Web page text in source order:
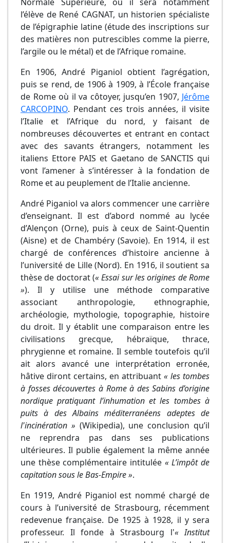
l’élève de René CAGNAT, un historien spécialiste
de l’épigraphie latine (étude des inscriptions sur
des matières non putrescibles comme la pierre,
l’argile ou le métal) et de l’Afrique romaine.
En 1906, André Piganiol obtient l’agrégation,
puis se rend, de 1906 à 1909, à l’École française
de Rome où il va côtoyer, jusqu’en 1907, Jérôme
CARCOPINO. Pendant ces trois années, il visite
l’Italie et l’Afrique du nord, y faisant de
nombreuses découvertes et entrant en contact
avec des savants étrangers, notamment les
italiens Ettore PAIS et Gaetano de SANCTIS qui
vont l’amener à s’intéresser à la fondation de
Rome et au peuplement de l’Italie ancienne.
André Piganiol va alors commencer une carrière
d’enseignant. Il est d’abord nommé au lycée
d’Alençon (Orne), puis à ceux de Saint-Quentin
(Aisne) et de Chambéry (Savoie). En 1914, il est
chargé de conférences d’histoire ancienne à
l’université de Lille (Nord). En 1916, il soutient sa
thèse de doctorat (« Essai sur les origines de Rome
»). Il y utilise une méthode comparative
associant anthropologie, ethnographie,
archéologie, mythologie, topographie, histoire
du droit. Il y établit une comparaison entre les
civilisations grecque, hébraïque, thrace,
phrygienne et romaine. Il semble toutefois qu’il
ait alors avancé une interprétation erronée,
hâtive diront certains, en attribuant « les tombes
à fosses découvertes à Rome à des Sabins d’origine
nordique pratiquant l’inhumation et les tombes à
puits à des Albains méditerranéens adeptes de
l'incinération » (Wikipedia), une conclusion qu’il
ne reprendra pas dans ses publications
ultérieures. Il publie également la même année
une thèse complémentaire intitulée « L’impôt de
capitation sous le Bas-Empire ».
En 1919, André Piganiol est nommé chargé de
cours à l’université de Strasbourg, récemment
redevenue française. De 1925 à 1928, il y sera
professeur. Il fonde à Strasbourg l'« Institut